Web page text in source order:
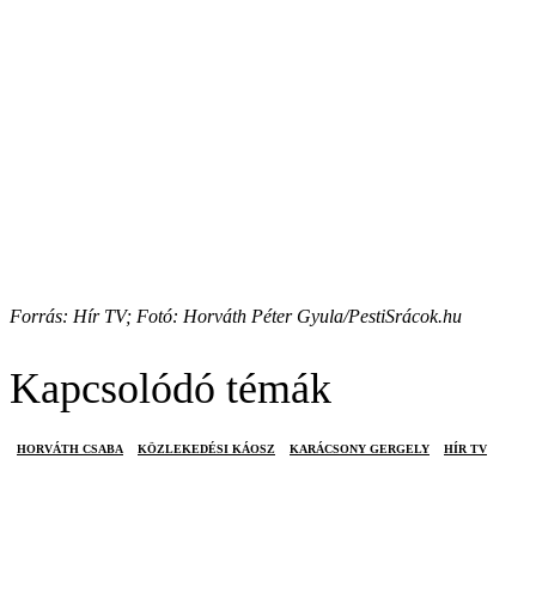
Forrás: Hír TV; Fotó: Horváth Péter Gyula/PestiSrácok.hu
Kapcsolódó témák
HORVÁTH CSABA KÖZLEKEDÉSI KÁOSZ KARÁCSONY GERGELY HÍR TV